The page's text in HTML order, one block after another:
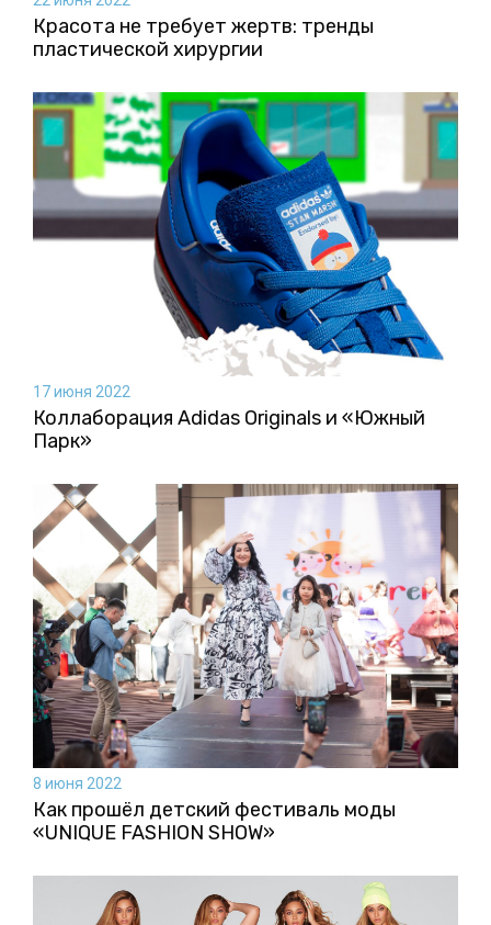
Красота не требует жертв: тренды
пластической хирургии
17 июня 2022
Коллаборация Аdidas Originals и «Южный
Парк»
8 июня 2022
Как прошёл детский фестиваль моды
«UNIQUE FASHION SHOW»